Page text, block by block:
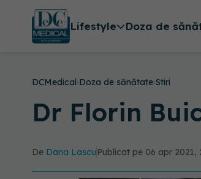
Lifestyle Doza de
DCMedical›Doza de sănătate›Stiri
Dr Florin
De Dana Lascu Publicat pe 06 apr 2021,